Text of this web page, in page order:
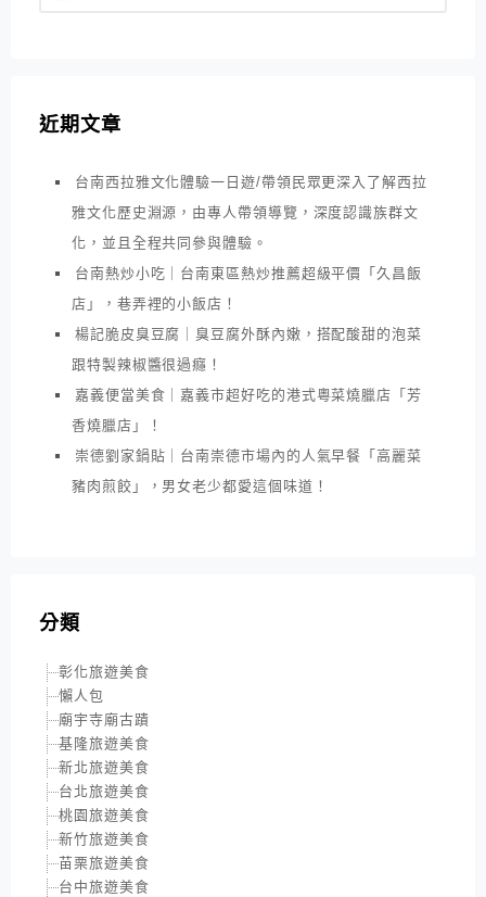
近期文章
台南西拉雅文化體驗一日遊/帶領民眾更深入了解西拉
雅文化歷史淵源，由專人帶領導覽，深度認識族群文
化，並且全程共同參與體驗。
台南熱炒小吃｜台南東區熱炒推薦超級平價「久昌飯
店」，巷弄裡的小飯店！
楊記脆皮臭豆腐｜臭豆腐外酥內嫩，搭配酸甜的泡菜
跟特製辣椒醬很過癮！
嘉義便當美食｜嘉義市超好吃的港式粵菜燒臘店「芳
香燒臘店」！
崇德劉家鍋貼｜台南崇德市場內的人氣早餐「高麗菜
豬肉煎餃」，男女老少都愛這個味道！
分類
彰化旅遊美食
懶人包
廟宇寺廟古蹟
基隆旅遊美食
新北旅遊美食
台北旅遊美食
桃園旅遊美食
新竹旅遊美食
苗栗旅遊美食
台中旅遊美食